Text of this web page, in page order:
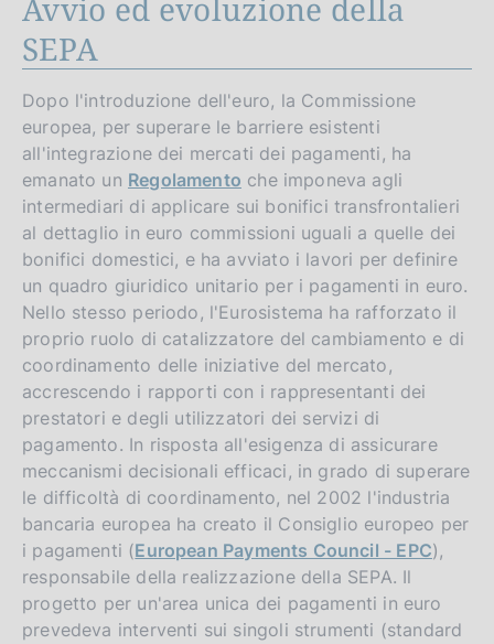
Avvio ed evoluzione della
SEPA
Dopo l'introduzione dell'euro, la Commissione
europea, per superare le barriere esistenti
all'integrazione dei mercati dei pagamenti, ha
emanato un Regolamento che imponeva agli
intermediari di applicare sui bonifici transfrontalieri
al dettaglio in euro commissioni uguali a quelle dei
bonifici domestici, e ha avviato i lavori per definire
un quadro giuridico unitario per i pagamenti in euro.
Nello stesso periodo, l'Eurosistema ha rafforzato il
proprio ruolo di catalizzatore del cambiamento e di
coordinamento delle iniziative del mercato,
accrescendo i rapporti con i rappresentanti dei
prestatori e degli utilizzatori dei servizi di
pagamento. In risposta all'esigenza di assicurare
meccanismi decisionali efficaci, in grado di superare
le difficoltà di coordinamento, nel 2002 l'industria
bancaria europea ha creato il Consiglio europeo per
i pagamenti (European Payments Council - EPC),
responsabile della realizzazione della SEPA. Il
progetto per un'area unica dei pagamenti in euro
prevedeva interventi sui singoli strumenti (standard